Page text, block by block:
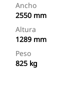
Ancho
2550 mm
Altura
1289 mm
Peso
825 kg